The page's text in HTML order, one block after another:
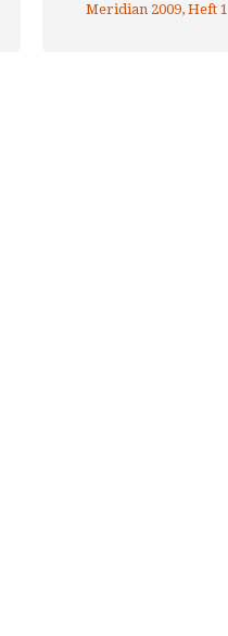
Meridian 2009, Heft 1